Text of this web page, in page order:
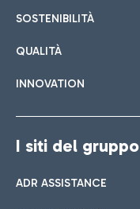
SOSTENIBILITÀ
QUALITÀ
INNOVATION
I siti del gruppo
ADR ASSISTANCE